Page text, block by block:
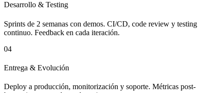
Desarrollo & Testing
Sprints de 2 semanas con demos. CI/CD, code review y testing
continuo. Feedback en cada iteración.
04
Entrega & Evolución
Deploy a producción, monitorización y soporte. Métricas post-